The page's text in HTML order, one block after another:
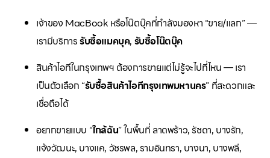
เจ้าของ MacBook หรือโน๊ตบุ๊คที่กำลังมองหา “ขาย/แลก” —
เรามีบริการรับซื้อแมคบุค, รับซื้อโน๊ตบุ๊ค
สินค้าไอทีในกรุงเทพฯ ต้องการขายแต่ไม่รู้จะไปที่ไหน — เรา
เป็นตัวเลือก “รับซื้อสินค้าไอทีกรุงเทพมหานคร” ที่สะดวกและ
เชื่อถือได้
อยากขายแบบ “ใกล้ฉัน” ในพื้นที่ ลาดพร้าว, รัชดา, บางรัก,
แจ้งวัฒนะ, บางแค, วัชรพล, รามอินทรา, บางนา, บางพลี,